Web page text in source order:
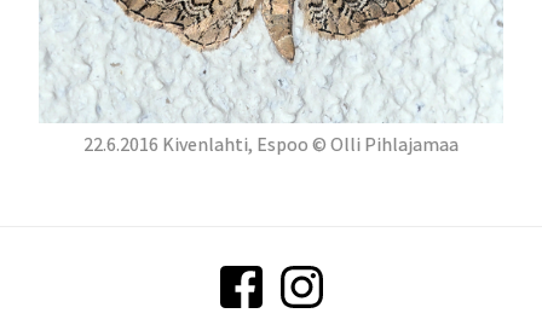
22.6.2016 Kivenlahti, Espoo © Olli Pihlajamaa